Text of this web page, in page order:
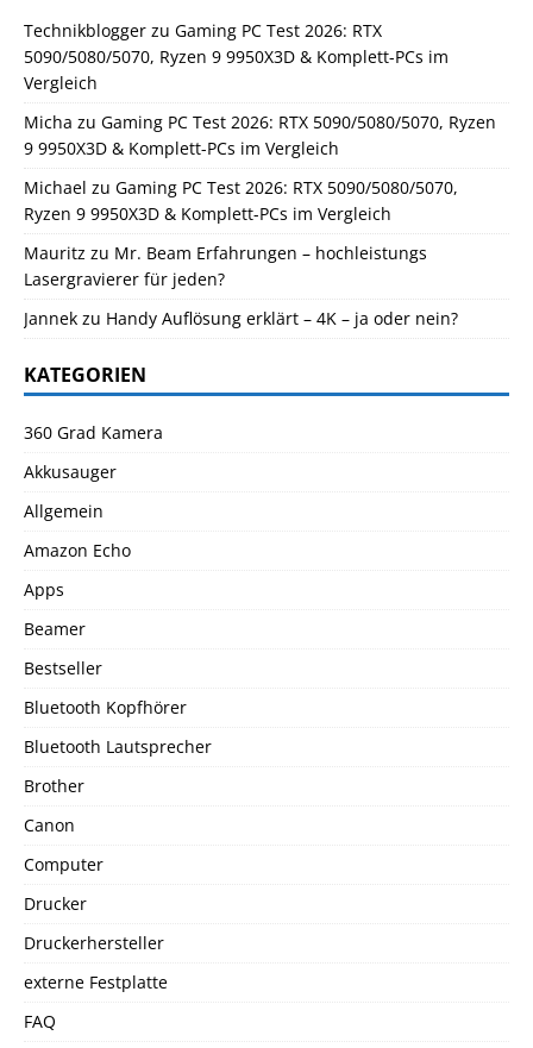
Technikblogger zu Gaming PC Test 2026: RTX
5090/5080/5070, Ryzen 9 9950X3D & Komplett-PCs im
Vergleich
Micha zu Gaming PC Test 2026: RTX 5090/5080/5070, Ryzen
9 9950X3D & Komplett-PCs im Vergleich
Michael zu Gaming PC Test 2026: RTX 5090/5080/5070,
Ryzen 9 9950X3D & Komplett-PCs im Vergleich
Mauritz zu Mr. Beam Erfahrungen – hochleistungs
Lasergravierer für jeden?
Jannek zu Handy Auflösung erklärt – 4K – ja oder nein?
KATEGORIEN
360 Grad Kamera
Akkusauger
Allgemein
Amazon Echo
Apps
Beamer
Bestseller
Bluetooth Kopfhörer
Bluetooth Lautsprecher
Brother
Canon
Computer
Drucker
Druckerhersteller
externe Festplatte
FAQ